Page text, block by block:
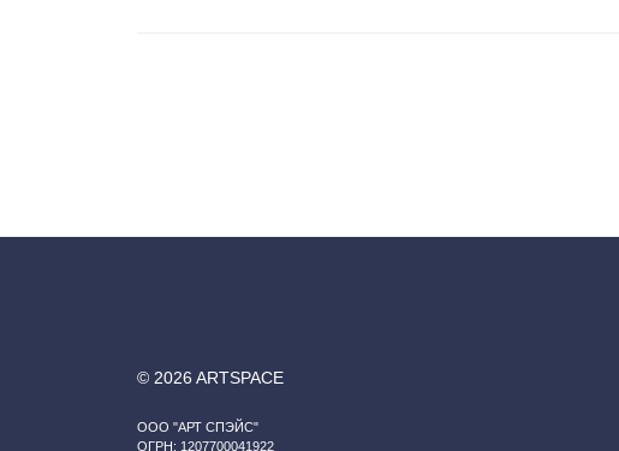
© 2026 ARTSPACE
ООО "АРТ СПЭЙС"
ОГРН: 1207700041922